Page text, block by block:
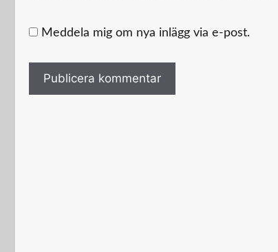
Meddela mig om nya inlägg via e-post.